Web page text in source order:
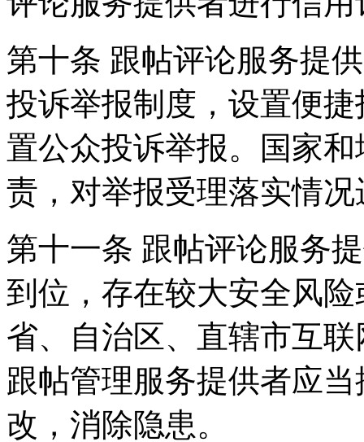
第十条 跟帖评论服务提
投诉举报制度，设置便
置公众投诉举报。国家
责，对举报受理落实情
第十一条 跟帖评论服务
到位，存在较大安全风
省、自治区、直辖市互
跟帖管理服务提供者应
改，消除隐患。